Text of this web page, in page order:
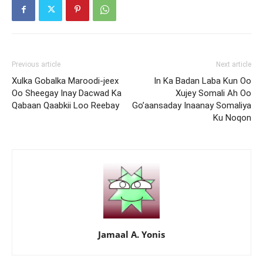
Previous article
Xulka Gobalka Maroodi-jeex
Oo Sheegay Inay Dacwad Ka
Qabaan Qaabkii Loo Reebay
Next article
In Ka Badan Laba Kun Oo
Xujey Somali Ah Oo
Go’aansaday Inaanay Somaliya
Ku Noqon
Jamaal A. Yonis